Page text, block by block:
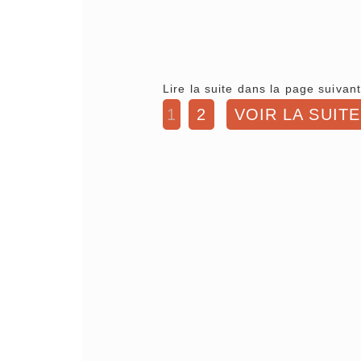
Lire la suite dans la page
1 2 VOIR LA SUITE